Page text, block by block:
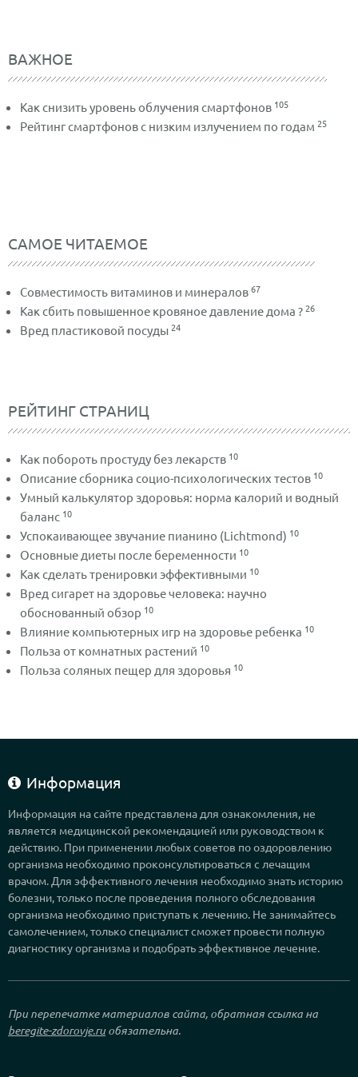
ВАЖНОЕ
Как снизить уровень облучения смартфонов 105
Рейтинг смартфонов с низким излучением по годам 25
САМОЕ ЧИТАЕМОЕ
Совместимость витаминов и минералов67
Как сбить повышенное кровяное давление дома ? 26
Вред пластиковой посуды 24
РЕЙТИНГ СТРАНИЦ
Как побороть простуду без лекарств 10
Описание сборника социо-психологических тестов 10
Умный калькулятор здоровья: норма калорий и водный
баланс 10
Успокаивающее звучание пианино (Lichtmond) 10
Основные диеты после беременности 10
Как сделать тренировки эффективными 10
Вред сигарет на здоровье человека: научно
обоснованный обзор 10
Влияние компьютерных игр на здоровье ребенка 10
Польза от комнатных растений 10
Польза соляных пещер для здоровья 10
Информация
Информация на сайте представлена для ознакомления, не
является медицинской рекомендацией или руководством к
действию. При применении любых советов по оздоровлению
организма необходимо проконсультироваться с лечащим
врачом. Для эффективного лечения необходимо знать историю
болезни, только после проведения полного обследования
организма необходимо приступать к лечению. Не занимайтесь
самолечением, только специалист сможет провести полную
диагностику организма и подобрать эффективное лечение.
При перепечатке материалов сайта, обратная ссылка на
beregite-zdorovje.ruобязательна.